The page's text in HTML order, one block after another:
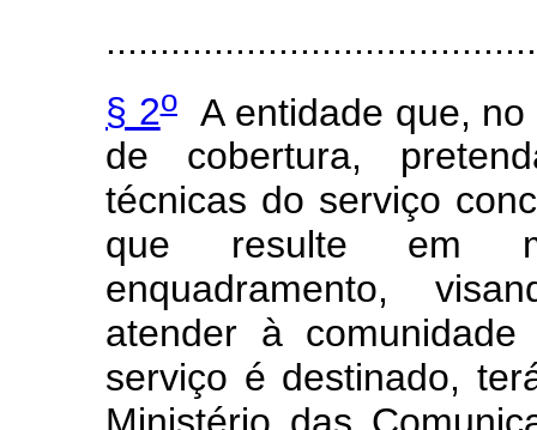
§ 2oA entidade que, no
de cobertura,
técnicas do serviço
que resulte em
enquadramento,
atender à
serviço é destinado,